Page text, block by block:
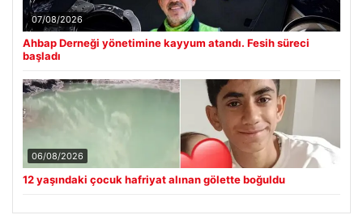
07/08/2026
Ahbap Derneği yönetimine kayyum atandı. Fesih süreci
başladı
06/08/2026
12 yaşındaki çocuk hafriyat alınan gölette boğuldu